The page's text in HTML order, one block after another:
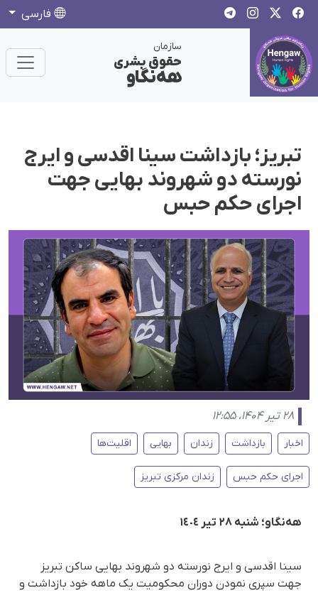
فارسی
سازمان
حقوق بشری
هەنگاو
تبریز؛ بازداشت سینا اقدسی و ایرج
نورسته دو شهروند بهایی جهت
اجرای حکم حبس
۲۸ تیر ۱۴۰۴، ۱۲:۵۵
اخبار بازداشت زندان بهایی اقلیت‌ها
اجرای حکم حبس زندان مرکزی تبریز
هەنگاو؛ شنبە ٢٨ تیر ١٤٠٤
سینا اقدسی و ایرج نورسته دو شهروند بهایی ساکن تبریز
جهت سپری نمودن دوران محکومیت یک ماهه خود بازداشت و